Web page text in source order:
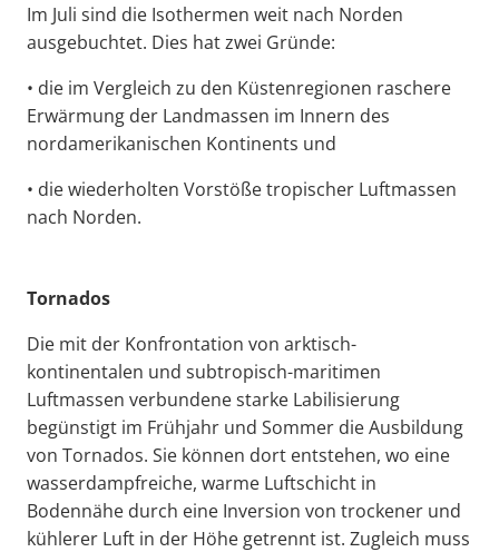
Im Juli sind die Isothermen weit nach Norden
ausgebuchtet. Dies hat zwei Gründe:
• die im Vergleich zu den Küstenregionen raschere
Erwärmung der Landmassen im Innern des
nordamerikanischen Kontinents und
• die wiederholten Vorstöße tropischer Luftmassen
nach Norden.
Tornados
Die mit der Konfrontation von arktisch-
kontinentalen und subtropisch-maritimen
Luftmassen verbundene starke Labilisierung
begünstigt im Frühjahr und Sommer die Ausbildung
von Tornados. Sie können dort entstehen, wo eine
wasserdampfreiche, warme Luftschicht in
Bodennähe durch eine Inversion von trockener und
kühlerer Luft in der Höhe getrennt ist. Zugleich muss